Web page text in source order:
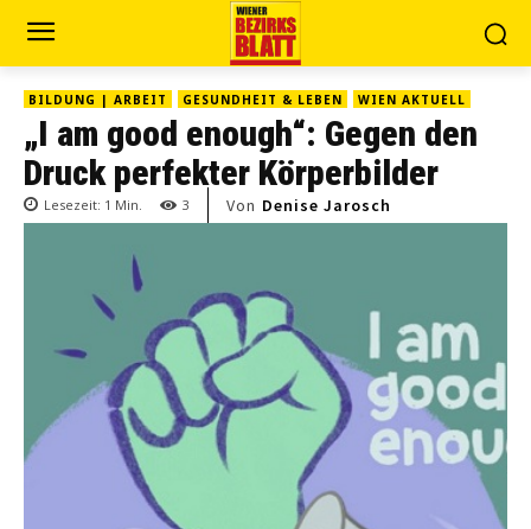
BILDUNG | ARBEIT GESUNDHEIT & LEBEN WIEN AKTUELL
„I am good enough“: Gegen den
Druck perfekter Körperbilder
Lesezeit: 1 Min. 3 Von Denise Jarosch